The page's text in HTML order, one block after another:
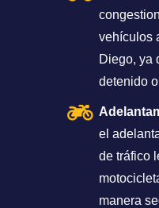
vehículos
Diego, ya
detenido
el
de tráfico
manera